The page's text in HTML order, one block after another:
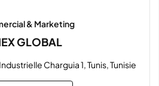
& Marketing
GLOBAL
Charguia 1, Tunis, Tunisie